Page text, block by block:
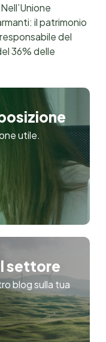
il patrimonio
del
36% delle
utile.
settore
blog sulla tua